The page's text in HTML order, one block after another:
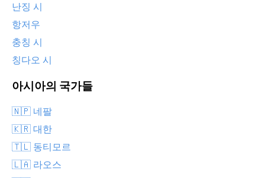
난징 시
항저우
충칭 시
칭다오 시
아시아의 국가들
🇳🇵 네팔
🇰🇷 대한
🇹🇱 동티모르
🇱🇦 라오스